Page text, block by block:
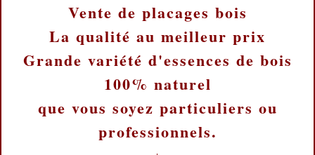
Vente de placages bois
La qualité au meilleur prix
Grande variété d'essences de bois
100% naturel
que vous soyez particuliers ou
professionnels.